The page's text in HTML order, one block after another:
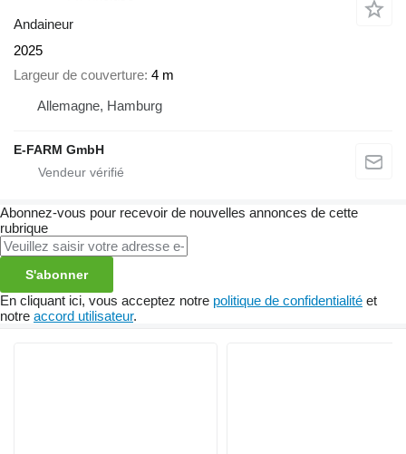
Andaineur
2025
Largeur de couverture 4 m
Allemagne, Hamburg
E-FARM GmbH
Abonnez-vous pour recevoir de nouvelles annonces de cette
rubrique
S'abonner
En cliquant ici, vous acceptez notre politique de confidentialité et
notre accord utilisateur.